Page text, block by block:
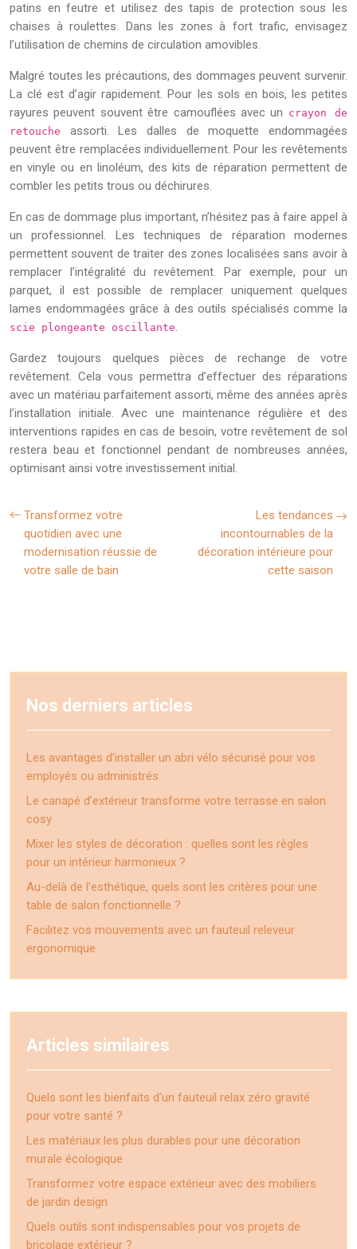
patins en feutre et utilisez des tapis de protection sous les
chaises à roulettes. Dans les zones à fort trafic, envisagez
l’utilisation de chemins de circulation amovibles.
Malgré toutes les précautions, des dommages peuvent survenir.
La clé est d’agir rapidement. Pour les sols en bois, les petites
rayures peuvent souvent être camouflées avec un crayon de
retouche
assorti. Les dalles de moquette endommagées
peuvent être remplacées individuellement. Pour les revêtements
en vinyle ou en linoléum, des kits de réparation permettent de
combler les petits trous ou déchirures.
En cas de dommage plus important, n’hésitez pas à faire appel à
un professionnel. Les techniques de réparation modernes
permettent souvent de traiter des zones localisées sans avoir à
remplacer l’intégralité du revêtement. Par exemple, pour un
parquet, il est possible de remplacer uniquement quelques
lames endommagées grâce à des outils spécialisés comme la
scie plongeante oscillante.
Gardez toujours quelques pièces de rechange de votre
revêtement. Cela vous permettra d’effectuer des réparations
avec un matériau parfaitement assorti, même des années après
l’installation initiale. Avec une maintenance régulière et des
interventions rapides en cas de besoin, votre revêtement de sol
restera beau et fonctionnel pendant de nombreuses années,
optimisant ainsi votre investissement initial.
Transformez votre
quotidien avec une
modernisation réussie de
votre salle de bain
Les tendances
incontournables de la
décoration intérieure pour
cette saison
Nos derniers articles
Les avantages d’installer un abri vélo sécurisé pour vos
employés ou administrés
Le canapé d’extérieur transforme votre terrasse en salon
cosy
Mixer les styles de décoration : quelles sont les règles
pour un intérieur harmonieux ?
Au-delà de l’esthétique, quels sont les critères pour une
table de salon fonctionnelle ?
Facilitez vos mouvements avec un fauteuil releveur
ergonomique
Articles similaires
Quels sont les bienfaits d’un fauteuil relax zéro gravité
pour votre santé ?
Les matériaux les plus durables pour une décoration
murale écologique
Transformez votre espace extérieur avec des mobiliers
de jardin design
Quels outils sont indispensables pour vos projets de
bricolage extérieur ?